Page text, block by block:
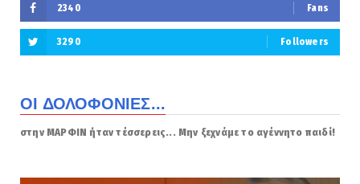
2340 Fans
3290 Followers
ΟΙ ΔΟΛΟΦΟΝΙΕΣ...
στην ΜΑΡΦΙΝ ήταν τέσσερεις... Μην ξεχνάμε το αγέννητο παιδί!